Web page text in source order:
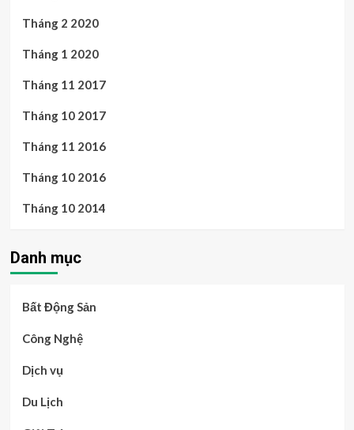
Tháng 2 2020
Tháng 1 2020
Tháng 11 2017
Tháng 10 2017
Tháng 11 2016
Tháng 10 2016
Tháng 10 2014
Danh mục
Bất Động Sản
Công Nghệ
Dịch vụ
Du Lịch